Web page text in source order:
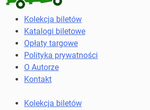
Kolekcja
biletów
komunikacji
miejskiej
kolejowych
Kolekcja biletów
Katalogi biletowe
Opłaty targowe
Polityka prywatności
O Autorze
Kontakt
Kolekcja biletów